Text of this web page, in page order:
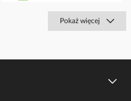
Pokaż więcej